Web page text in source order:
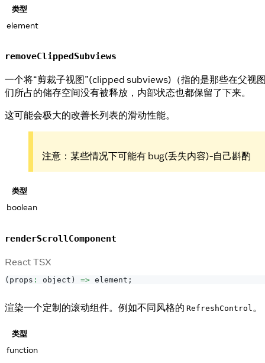
类型
element
removeClippedSubviews
一个将“剪裁子视图”(clipped subviews)（指的是那些在父视
们所占的储存空间没有被释放，内部状态也都保留了下来。
这可能会极大的改善长列表的滑动性能。
注意：某些情况下可能有 bug(丢失内容)-自己斟酌
类型
boolean
renderScrollComponent
React TSX
( props : object ) => element ;
渲染一个定制的滚动组件。例如不同风格的 RefreshControl 。
类型
function